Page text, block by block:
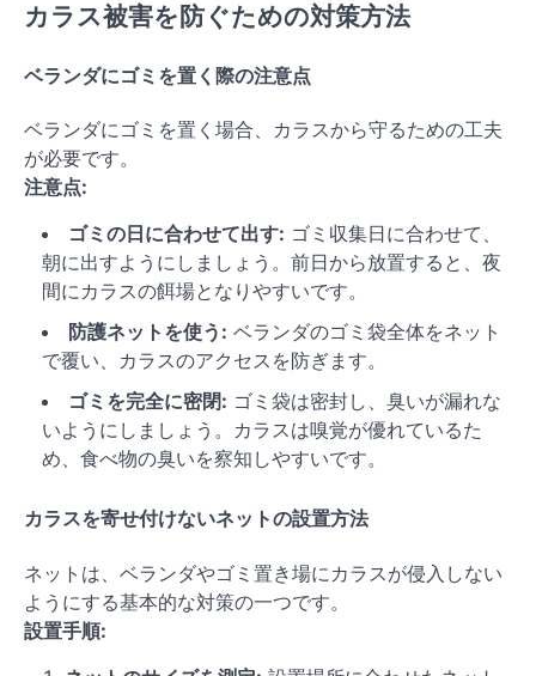
カラス被害を防ぐための対策方法
ベランダにゴミを置く際の注意点
ベランダにゴミを置く場合、カラスから守るための工夫
が必要です。
注意点:
ゴミの日に合わせて出す: ゴミ収集日に合わせて、
朝に出すようにしましょう。前日から放置すると、夜
間にカラスの餌場となりやすいです。
防護ネットを使う: ベランダのゴミ袋全体をネット
で覆い、カラスのアクセスを防ぎます。
ゴミを完全に密閉: ゴミ袋は密封し、臭いが漏れな
いようにしましょう。カラスは嗅覚が優れているた
め、食べ物の臭いを察知しやすいです。
カラスを寄せ付けないネットの設置方法
ネットは、ベランダやゴミ置き場にカラスが侵入しない
ようにする基本的な対策の一つです。
設置手順: